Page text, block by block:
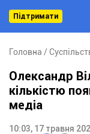
Підтримати
Головна
Олександр
кількістю
медіа
10:03, 17 травня